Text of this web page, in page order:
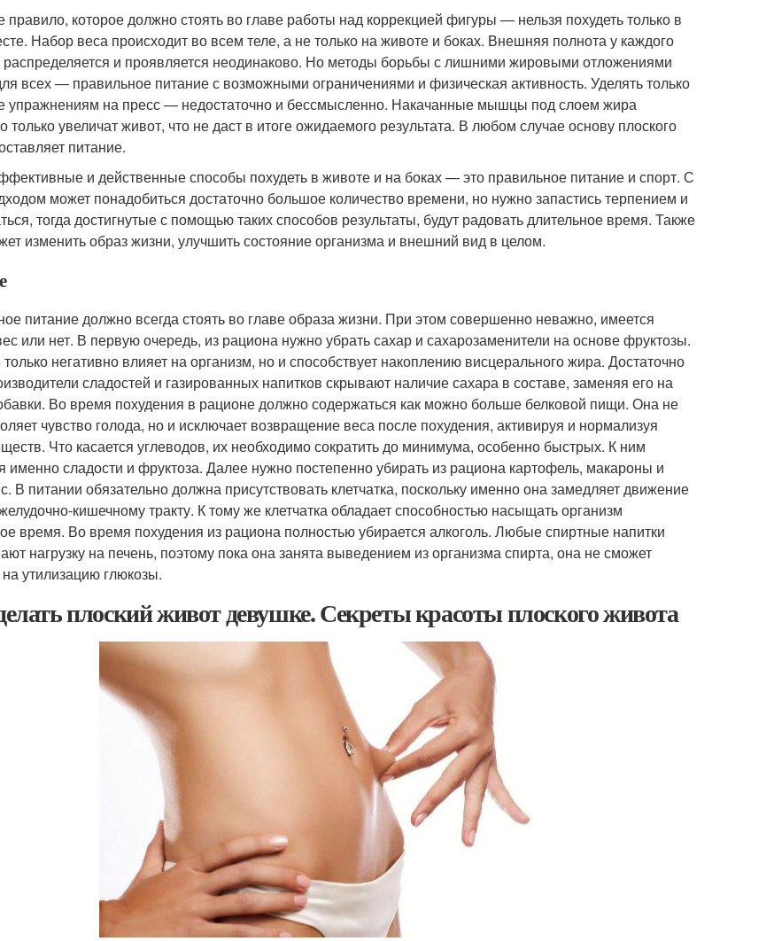
правило, которое должно стоять во главе работы над коррекцией фигуры — нельзя похудеть только в
Набор веса происходит во всем теле, а не только на животе и боках. Внешняя полнота у каждого
распределяется и проявляется неодинаково. Но методы борьбы с лишними жировыми отложениями
всех — правильное питание с возможными ограничениями и физическая активность. Уделять только
упражнениям на пресс — недостаточно и бессмысленно. Накачанные мышцы под слоем жира
только увеличат живот, что не даст в итоге ожидаемого результата. В любом случае основу плоского
питание.
и действенные способы похудеть в животе и на боках — это правильное питание и спорт. С
может понадобиться достаточно большое количество времени, но нужно запастись терпением и
тогда достигнутые с помощью таких способов результаты, будут радовать длительное время. Также
изменить образ жизни, улучшить состояние организма и внешний вид в целом.
питание должно всегда стоять во главе образа жизни. При этом совершенно неважно, имеется
или нет. В первую очередь, из рациона нужно убрать сахар и сахарозаменители на основе фруктозы.
негативно влияет на организм, но и способствует накоплению висцерального жира. Достаточно
сладостей и газированных напитков скрывают наличие сахара в составе, заменяя его на
Во время похудения в рационе должно содержаться как можно больше белковой пищи. Она не
чувство голода, но и исключает возвращение веса после похудения, активируя и нормализуя
Что касается углеводов, их необходимо сократить до минимума, особенно быстрых. К ним
именно сладости и фруктоза. Далее нужно постепенно убирать из рациона картофель, макароны и
В питании обязательно должна присутствовать клетчатка, поскольку именно она замедляет движение
кишечному тракту. К тому же клетчатка обладает способностью насыщать организм
время. Во время похудения из рациона полностью убирается алкоголь. Любые спиртные напитки
нагрузку на печень, поэтому пока она занята выведением из организма спирта, она не сможет
на утилизацию глюкозы.
плоский живот девушке. Секреты красоты плоского живота